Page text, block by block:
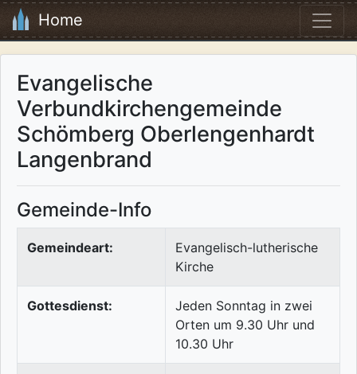
Home
Evangelische
Verbundkirchengemeinde
Schömberg Oberlengenhardt
Langenbrand
Gemeinde-Info
Gemeindeart:
Evangelisch-lutherische
Kirche
Gottesdienst:
Jeden Sonntag in zwei
Orten um 9.30 Uhr und
10.30 Uhr